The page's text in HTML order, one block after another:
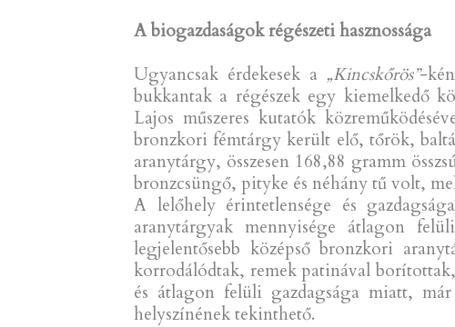
A biogazdaságok régészeti hasznossága
Ugyancsak érdekesek a„Kincskőrös”-
bukkantak a régészek egy kiemelkedő
Lajos műszeres kutatók
bronzkori fémtárgy került elő, tőrök,
aranytárgy, összesen 168,88 gramm
bronzcsüngő, pityke és néhány tű volt,
A lelőhely érintetlensége és
aranytárgyak mennyisége átlagon
legjelentősebb középső bronzkori
korrodálódtak, remek patinával
és átlagon felüli gazdagsága miatt,
helyszínének tekinthető.